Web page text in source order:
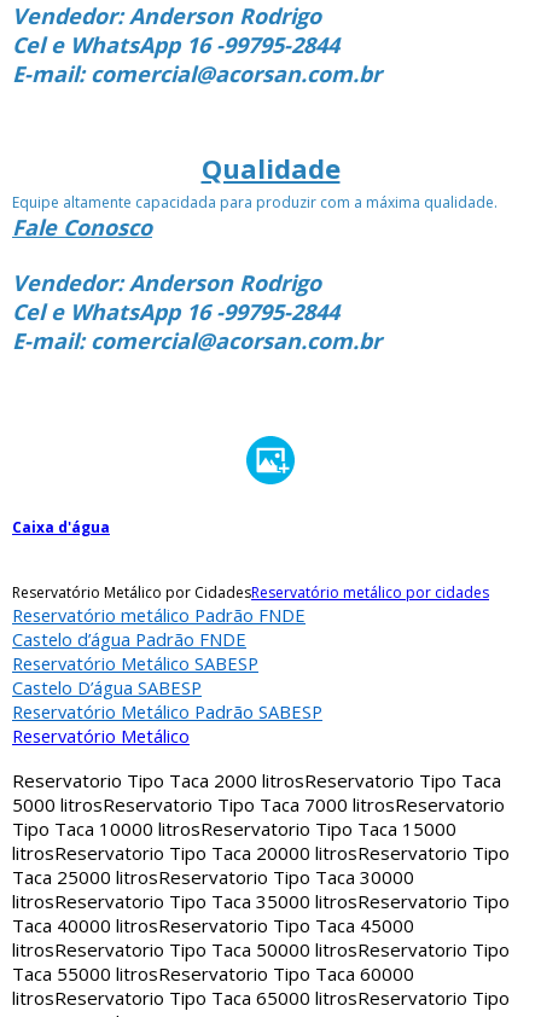
Vendedor: Anderson Rodrigo
Cel e WhatsApp 16 -99795-2844
E-mail: comercial@acorsan.com.br
Qualidade
Equipe altamente capacidada para produzir com a máxima qualidade.
Fale Conosco
Vendedor: Anderson Rodrigo
Cel e WhatsApp 16 -99795-2844
E-mail: comercial@acorsan.com.br
Caixa d'água
Reservatório Metálico por CidadesReservatório metálico por cidades
Reservatório metálico Padrão FNDE
Castelo d’água Padrão FNDE
Reservatório Metálico SABESP
Castelo D’água SABESP
Reservatório Metálico Padrão SABESP
Reservatório Metálico
Reservatorio Tipo Taca 2000 litrosReservatorio Tipo Taca
5000 litrosReservatorio Tipo Taca 7000 litrosReservatorio
Tipo Taca 10000 litrosReservatorio Tipo Taca 15000
litrosReservatorio Tipo Taca 20000 litrosReservatorio Tipo
Taca 25000 litrosReservatorio Tipo Taca 30000
litrosReservatorio Tipo Taca 35000 litrosReservatorio Tipo
Taca 40000 litrosReservatorio Tipo Taca 45000
litrosReservatorio Tipo Taca 50000 litrosReservatorio Tipo
Taca 55000 litrosReservatorio Tipo Taca 60000
litrosReservatorio Tipo Taca 65000 litrosReservatorio Tipo